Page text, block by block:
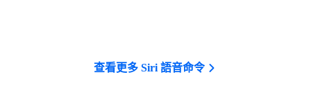
查看更多 Siri 語音命令